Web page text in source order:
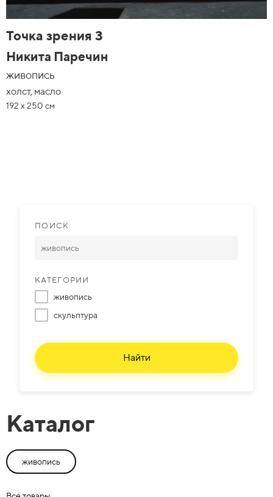
Точка зрения 3
Никита Паречин
живопись
холст, масло
192 х 250 см
ПОИСК
КАТЕГОРИИ
живопись
скульптура
Найти
Каталог
живопись